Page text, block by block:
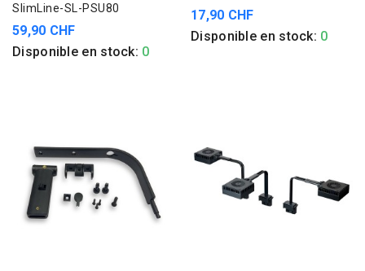
SlimLine-SL-PSU80
59,90 CHF
Disponible en stock: 0
17,90 CHF
Disponible en stock: 0